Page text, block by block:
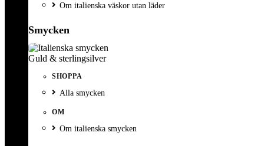
Om italienska väskor utan läder
Smycken
Guld & sterlingsilver
SHOPPA
Alla smycken
OM
Om italienska smycken